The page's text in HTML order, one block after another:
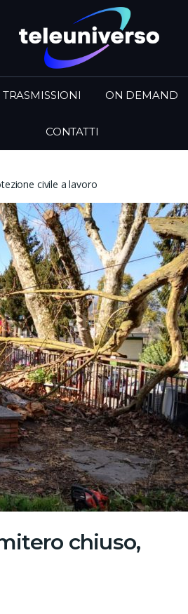
TRASMISSIONI ON DEMAND
CONTATTI
civile a lavoro
chiuso,